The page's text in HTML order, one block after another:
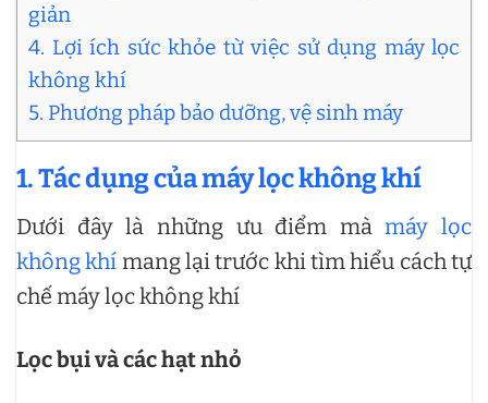
giản
4. Lợi ích sức khỏe từ việc sử dụng máy lọc
không khí
5. Phương pháp bảo dưỡng, vệ sinh máy
1. Tác dụng của máy lọc không khí
Dưới đây là những ưu điểm màmáy lọc
không khí mang lại trước khi tìm hiểu cách tự
chế máy lọc không khí
Lọc bụi và các hạt nhỏ